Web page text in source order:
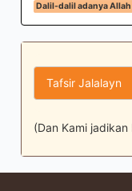
Dalil-dalil adanya Allah
Tafsir Jalalayn
(Dan Kami